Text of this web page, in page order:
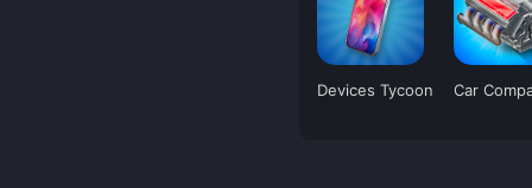
Devices Tycoon